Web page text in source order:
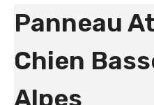
Panneau
Chien
Alpes